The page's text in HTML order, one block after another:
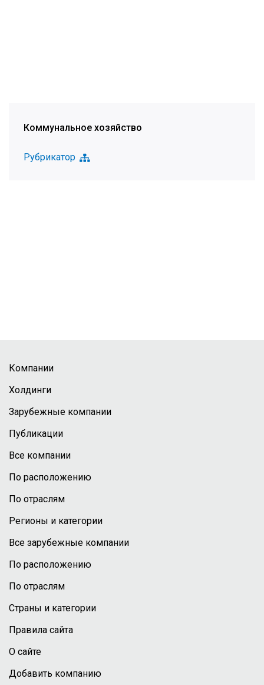
Коммунальное хозяйство
Рубрикатор
Компании
Холдинги
Зарубежные компании
Публикации
Все компании
По расположению
По отраслям
Регионы и категории
Все зарубежные компании
По расположению
По отраслям
Страны и категории
Правила сайта
О сайте
Добавить компанию